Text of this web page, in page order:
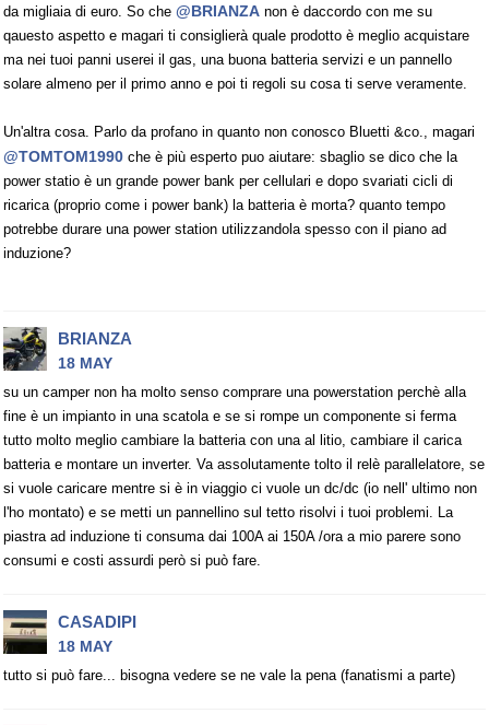
da migliaia di euro. So che @BRIANZA non è daccordo con me su
qauesto aspetto e magari ti consiglierà quale prodotto è meglio acquistare
ma nei tuoi panni userei il gas, una buona batteria servizi e un pannello
solare almeno per il primo anno e poi ti regoli su cosa ti serve veramente.
Un'altra cosa. Parlo da profano in quanto non conosco Bluetti &co., magari
@TOMTOM1990 che è più esperto puo aiutare: sbaglio se dico che la
power statio è un grande power bank per cellulari e dopo svariati cicli di
ricarica (proprio come i power bank) la batteria è morta? quanto tempo
potrebbe durare una power station utilizzandola spesso con il piano ad
induzione?
BRIANZA
18 MAY
su un camper non ha molto senso comprare una powerstation perchè alla
fine è un impianto in una scatola e se si rompe un componente si ferma
tutto molto meglio cambiare la batteria con una al litio, cambiare il carica
batteria e montare un inverter. Va assolutamente tolto il relè parallelatore, se
si vuole caricare mentre si è in viaggio ci vuole un dc/dc (io nell' ultimo non
l'ho montato) e se metti un pannellino sul tetto risolvi i tuoi problemi. La
piastra ad induzione ti consuma dai 100A ai 150A /ora a mio parere sono
consumi e costi assurdi però si può fare.
CASADIPI
18 MAY
tutto si può fare... bisogna vedere se ne vale la pena (fanatismi a parte)